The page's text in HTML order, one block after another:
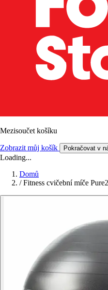
Mezisoučet košíku
Zobrazit můj košík Pokračovat v
Loading...
Domů
/ Fitness cvičební míče